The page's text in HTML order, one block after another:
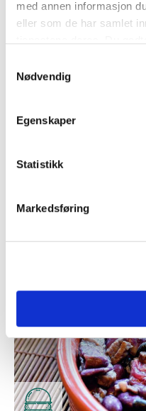
med annen informasjon
eller som de har samlet
Nødvendig
Egenskaper
Statistikk
Markedsføring